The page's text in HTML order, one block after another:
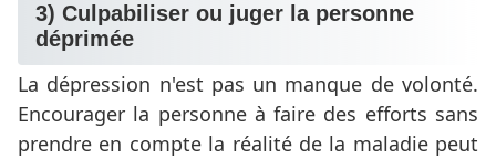
3) Culpabiliser ou juger la personne
déprimée
La dépression n'est pas un manque de volonté.
Encourager la personne à faire des efforts sans
prendre en compte la réalité de la maladie peut